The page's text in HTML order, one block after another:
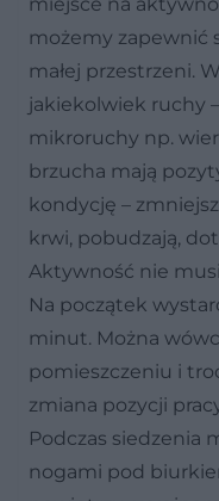
możemy zapewnić
małej przestrzeni.
jakiekolwiek ruchy
mikroruchy np.
brzucha mają
kondycję –
krwi, pobudzają,
Aktywność nie
Na początek
minut. Można
pomieszczeniu i
zmiana pozycji
Podczas siedzenia
nogami pod